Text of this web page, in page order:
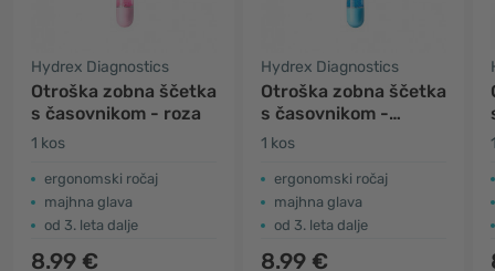
Hydrex Diagnostics
Otroška zobna ščetka
s časovnikom - roza
1 kos
ergonomski ročaj
majhna glava
od 3. leta dalje
8.99 €
Hydrex Diagnostics
Otroška zobna ščetka
s časovnikom -
modra
1 kos
ergonomski ročaj
majhna glava
od 3. leta dalje
8.99 €